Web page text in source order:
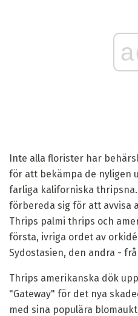
Inte alla florister har
för att bekämpa de nyligen
farliga kaliforniska
förbereda sig för att avvisa
Thrips palmi thrips och
första, ivriga ordet av
Sydostasien, den andra -
Thrips amerikanska dök
"Gateway" för det nya
med sina populära